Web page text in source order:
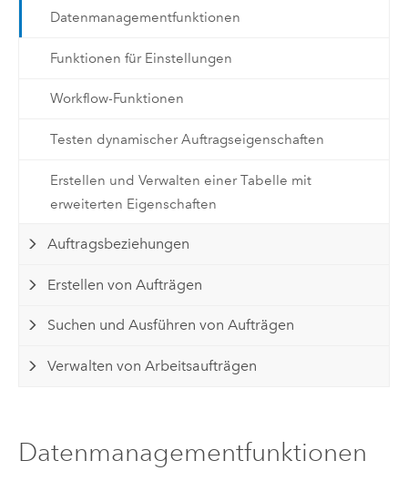
Datenmanagementfunktionen
Funktionen für Einstellungen
Workflow-Funktionen
Testen dynamischer Auftragseigenschaften
Erstellen und Verwalten einer Tabelle mit
erweiterten Eigenschaften
Auftragsbeziehungen
Erstellen von Aufträgen
Suchen und Ausführen von Aufträgen
Verwalten von Arbeitsaufträgen
Datenmanagementfunktionen